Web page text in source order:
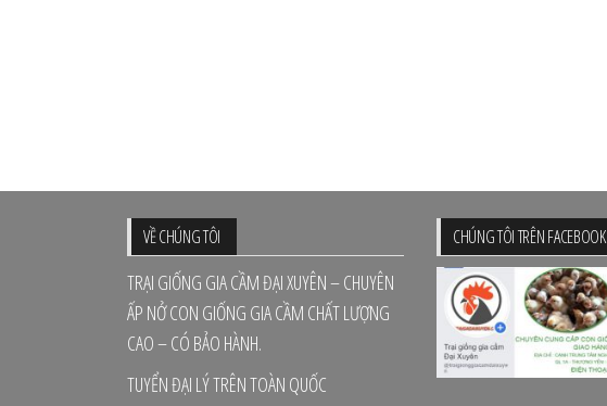
VỀ CHÚNG TÔI
TRẠI GIỐNG GIA CẦM ĐẠI XUYÊN – CHUYÊN
ẤP NỞ CON GIỐNG GIA CẦM CHẤT LƯỢNG
CAO – CÓ BẢO HÀNH.
TUYỂN ĐẠI LÝ TRÊN TOÀN QUỐC
CHÚNG TÔI TRÊN FACEBOOK